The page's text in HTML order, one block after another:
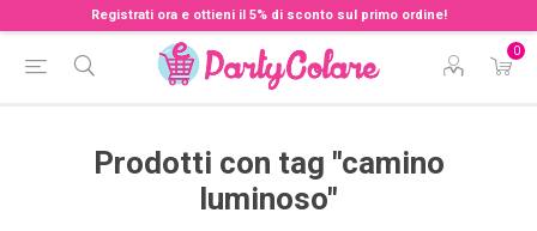
Registrati ora e ottieni il 5% di sconto sul primo ordine!
0
Prodotti con tag "camino
luminoso"